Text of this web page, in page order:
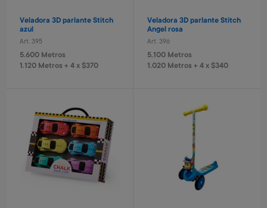
Veladora 3D parlante Stitch
azul
Art. 395
5.600 Metros
1.120 Metros + 4 x $370
Veladora 3D parlante Stitch
Angel rosa
Art. 396
5.100 Metros
1.020 Metros + 4 x $340